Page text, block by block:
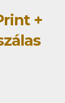
+